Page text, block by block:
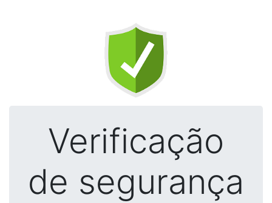
Verificação
de segurança